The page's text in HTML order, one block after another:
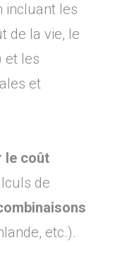
incluant les
de la vie, le
et les
et
le coût
de
etc.).